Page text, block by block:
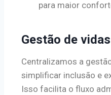
para maior
Gestão de vidas
Centralizamos a
simplificar inclusão e
Isso facilita o fluxo